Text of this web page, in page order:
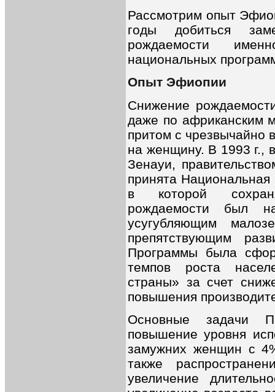
Рассмотрим опыт
годы добиться
рождаемости
национальных
Опыт Эфиопии
Снижение
даже по африканским
притом с чрезвычайно
на женщину. В 1993 г.,
Зенауи,
принята
в которой
рождаемости был
усугубляющим
препятствующим
Программы была
темпов роста
страны» за счет
повышения
Основные задачи
повышение уровня
замужних женщин с
также
увеличение